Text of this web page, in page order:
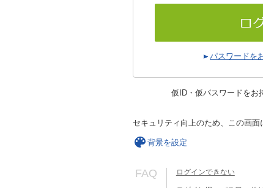
パスワードを
仮ID・仮パスワードをお
セキュリティ向上のため、この画面
背景を設定
FAQ ログインできない